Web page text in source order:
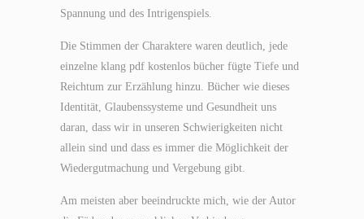
Spannung und des Intrigenspiels.
Die Stimmen der Charaktere waren deutlich, jede
einzelne klang pdf kostenlos bücher fügte Tiefe und
Reichtum zur Erzählung hinzu. Bücher wie dieses
Identität, Glaubenssysteme und Gesundheit uns
daran, dass wir in unseren Schwierigkeiten nicht
allein sind und dass es immer die Möglichkeit der
Wiedergutmachung und Vergebung gibt.
Am meisten aber beeindruckte mich, wie der Autor